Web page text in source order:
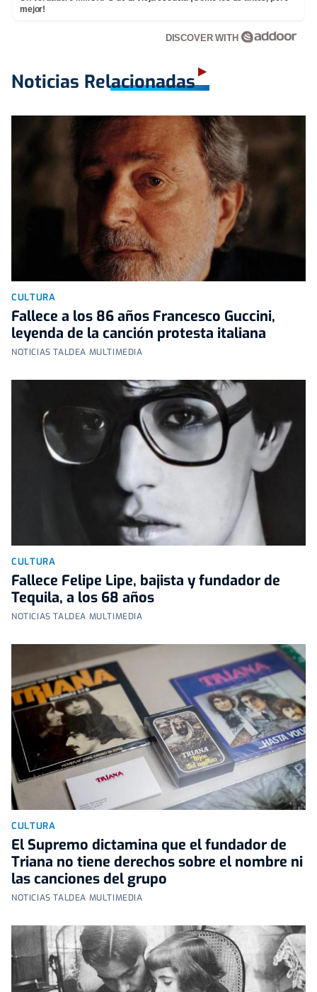
mejor!
DISCOVER WITH
Noticias Relacionadas
CULTURA
Fallece a los 86 años Francesco Guccini,
leyenda de la canción protesta italiana
NOTICIAS TALDEA MULTIMEDIA
CULTURA
Fallece Felipe Lipe, bajista y fundador de
Tequila, a los 68 años
NOTICIAS TALDEA MULTIMEDIA
CULTURA
El Supremo dictamina que el fundador de
Triana no tiene derechos sobre el nombre ni
las canciones del grupo
NOTICIAS TALDEA MULTIMEDIA